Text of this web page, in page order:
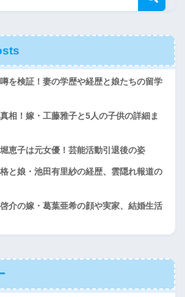
を検証！妻の学歴や経歴と娘たちの留学
相！嫁・工藤雅子と5人の子供の詳細ま
恵子は元女優！芸能活動引退後の姿
と娘・池田有里紗の経歴、雲隠れ報道の
介の嫁・葛葉亜希の顔や実家、結婚生活